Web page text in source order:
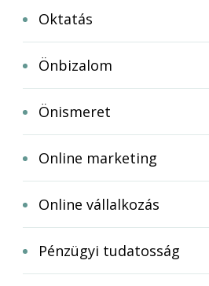
Oktatás
Önbizalom
Önismeret
Online marketing
Online vállalkozás
Pénzügyi tudatosság